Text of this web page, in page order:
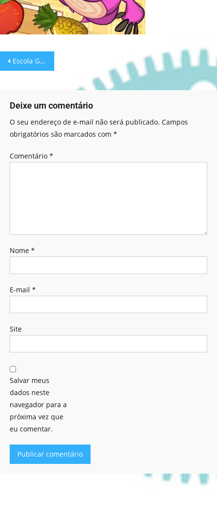
Escola Games: Monstro come fruta!
Deixe um comentário
O seu endereço de e-mail não será publicado. Campos
obrigatórios são marcados com *
Comentário *
Nome *
E-mail *
Site
Salvar meus
dados neste
navegador para a
próxima vez que
eu comentar.